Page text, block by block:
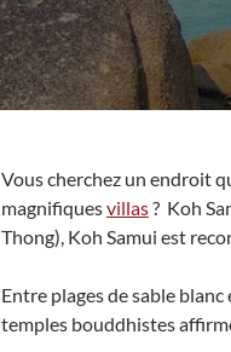
Vous cherchez un endroit
magnifiquesvillas? Koh
Thong), Koh Samui est
Entre plages de sable
temples bouddhistes